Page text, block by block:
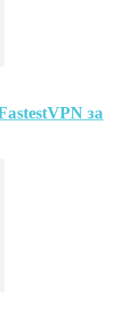
за